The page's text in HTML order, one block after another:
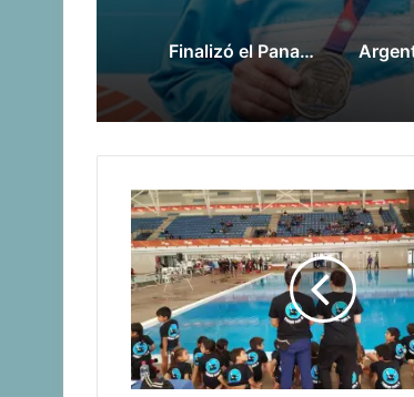
Finalizó el Panamericano de Atletismo con una buena actuación de Argentina